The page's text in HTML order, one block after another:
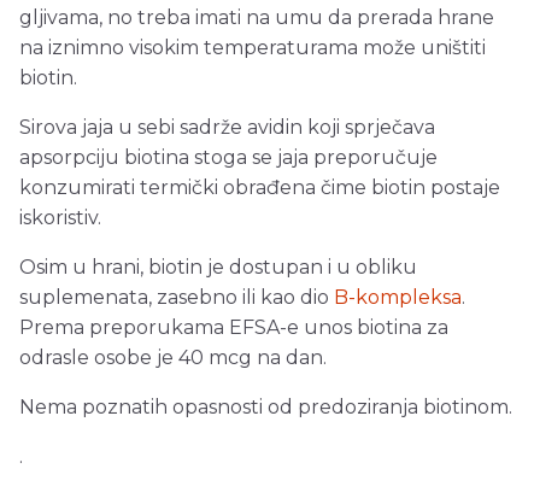
gljivama, no treba imati na umu da prerada hrane
na iznimno visokim temperaturama može uništiti
biotin.
Sirova jaja u sebi sadrže avidin koji sprječava
apsorpciju biotina stoga se jaja preporučuje
konzumirati termički obrađena čime biotin postaje
iskoristiv.
Osim u hrani, biotin je dostupan i u obliku
suplemenata, zasebno ili kao dio B-kompleksa.
Prema preporukama EFSA-e unos biotina za
odrasle osobe je 40 mcg na dan.
Nema poznatih opasnosti od predoziranja biotinom.
.